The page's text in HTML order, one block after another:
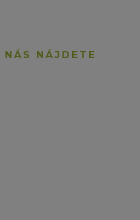
NÁS NÁJDETE